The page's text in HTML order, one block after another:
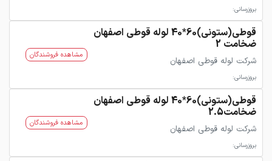
بروزرسانی:
قوطی(ستونی)60*40 لوله قوطی اصفهان
ضخامت 2
شرکت لوله قوطی اصفهان
بروزرسانی:
مشاهده فروشندگان
قوطی(ستونی)60*40 لوله قوطی اصفهان
ضخامت2.5
شرکت لوله قوطی اصفهان
بروزرسانی:
مشاهده فروشندگان